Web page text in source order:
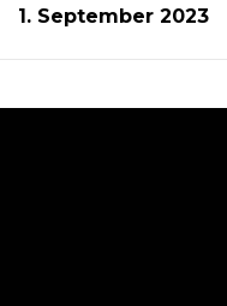
1. September 2023